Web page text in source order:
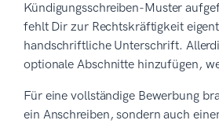
Kündigungsschreiben-Muster
fehlt Dir zur Rechtskräftigkeit
handschriftliche Unterschrift.
optionale Abschnitte hinzufügen,
Für eine vollständige Bewerbung
ein Anschreiben, sondern auch